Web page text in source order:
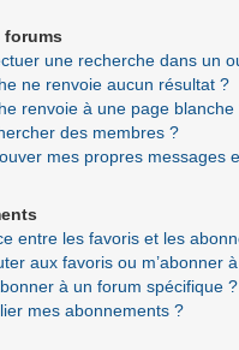
forums
une recherche dans un
ne renvoie aucun résultat ?
renvoie à une page blanche
des membres ?
mes propres messages
entre les favoris et les
aux favoris ou m’abonner
à un forum spécifique ?
mes abonnements ?